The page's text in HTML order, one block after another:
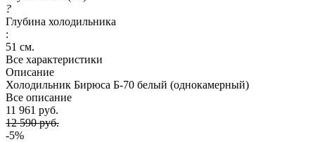
?
Глубина холодильника
:
51 см.
Все характеристики
Описание
Холодильник Бирюса Б-70 белый (однокамерный)
Все описание
11 961 руб.
12 590 руб.
-5%